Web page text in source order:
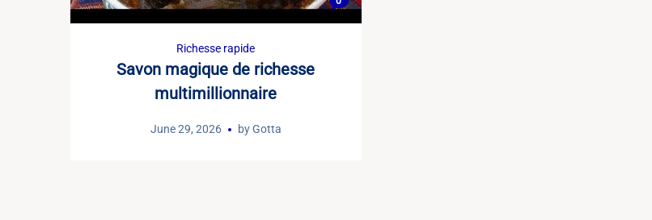
Richesse rapide
Savon magique de richesse
multimillionnaire
June 29, 2026 byGotta